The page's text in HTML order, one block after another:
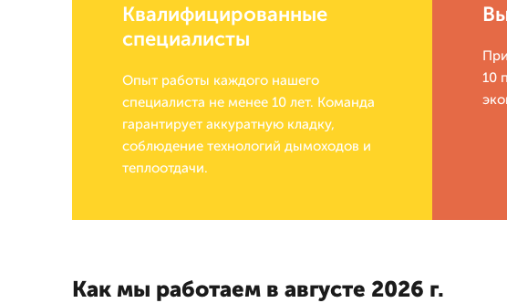
Квалифицированные
специалисты
Опыт работы каждого нашего
специалиста не менее 10 лет. Команда
гарантирует аккуратную кладку,
соблюдение технологий дымоходов и
теплоотдачи.
10
Как мы работаем в августе 2026 г.